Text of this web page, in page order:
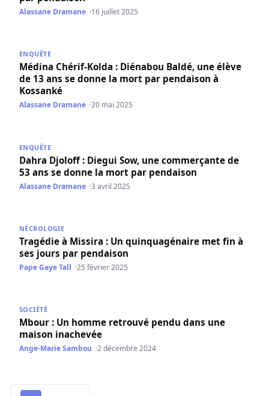
Alassane Dramane 16 juillet 2025
ENQUÊTE
Médina Chérif-Kolda : Diénabou Baldé, une élève
de 13 ans se donne la mort par pendaison à
Kossanké
Alassane Dramane 20 mai 2025
ENQUÊTE
Dahra Djoloff : Diegui Sow, une commerçante de
53 ans se donne la mort par pendaison
Alassane Dramane 3 avril 2025
NÉCROLOGIE
Tragédie à Missira : Un quinquagénaire met fin à
ses jours par pendaison
Pape Gaye Tall 25 février 2025
SOCIÉTÉ
Mbour : Un homme retrouvé pendu dans une
maison inachevée
Ange-Marie Sambou 2 décembre 2024